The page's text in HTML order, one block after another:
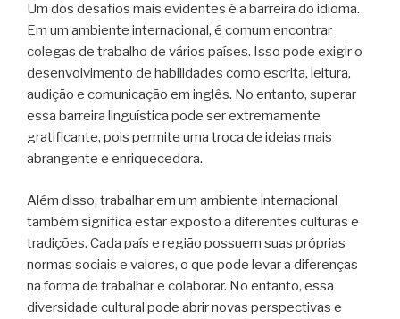
Um dos desafios mais evidentes é a barreira do idioma.
Em um ambiente internacional, é comum encontrar
colegas de trabalho de vários países. Isso pode exigir o
desenvolvimento de habilidades como escrita, leitura,
audição e comunicação em inglês. No entanto, superar
essa barreira linguística pode ser extremamente
gratificante, pois permite uma troca de ideias mais
abrangente e enriquecedora.
Além disso, trabalhar em um ambiente internacional
também significa estar exposto a diferentes culturas e
tradições. Cada país e região possuem suas próprias
normas sociais e valores, o que pode levar a diferenças
na forma de trabalhar e colaborar. No entanto, essa
diversidade cultural pode abrir novas perspectivas e